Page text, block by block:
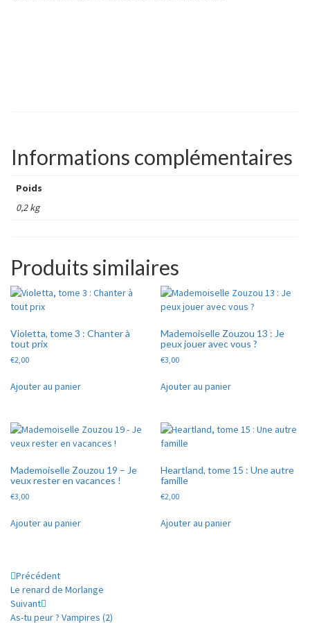
Informations complémentaires
Poids
0,2 kg
Produits similaires
Violetta, tome 3 : Chanter à
tout prix
€2,00
Ajouter au panier
Mademoiselle Zouzou 13 : Je
peux jouer avec vous ?
€3,00
Ajouter au panier
Mademoiselle Zouzou 19 – Je
veux rester en vacances !
€3,00
Ajouter au panier
Heartland, tome 15 : Une autre
famille
€2,00
Ajouter au panier
Navigation
d'article
Précédent
Le renard de Morlange
Suivant
As-tu peur ? Vampires (2)